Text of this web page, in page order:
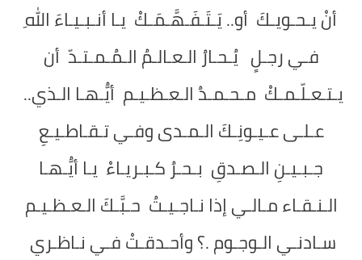
أنْ يـحـويـكَ أو.. يَـتَـفَـهَّـمَـكْ يـا أنـبـيـاءَ اللهِ
فـي رجـلٍ يُـحـارُ الـعـالـمُ الـمُـمـتـدّ أن
يـتـعـلّـمـكْ مـحـمـدُ الـعـظـيـم أيُّـهـا الـذي..
عـلـى عـيـونِـكَ الـمـدى وفـي تـقـاطـيـعِ
جـبـيـنِ الـصـدقِ بـحـرُ كـبـريـاءْ يـا أيُّـهـا
الـنـقـاء مـالـي إذا نـاجـيـتُ حـبَّـكَ الـعـظـيـم
سـادنـي الـوجـوم .؟ وأحـدقـتْ فـي نـاظـري